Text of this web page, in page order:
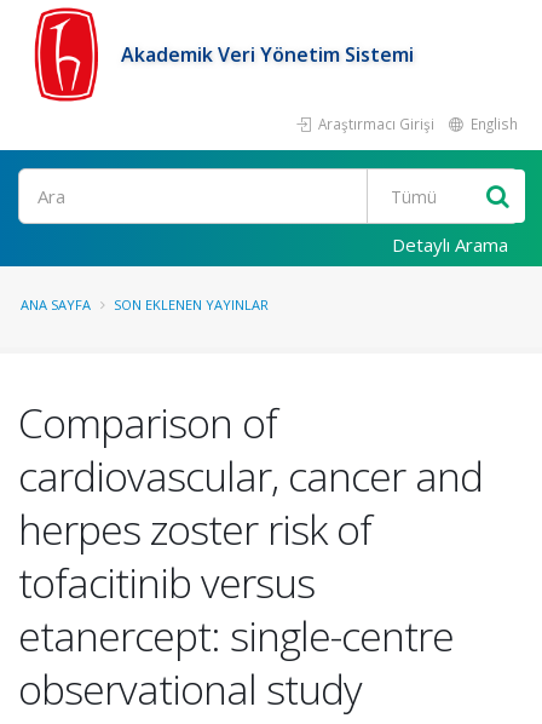
Akademik Veri Yönetim Sistemi
Araştırmacı Girişi English
Ara
Detaylı Arama
ANA SAYFA SON EKLENEN YAYINLAR
Comparison of
cardiovascular, cancer and
herpes zoster risk of
tofacitinib versus
etanercept: single-centre
observational study